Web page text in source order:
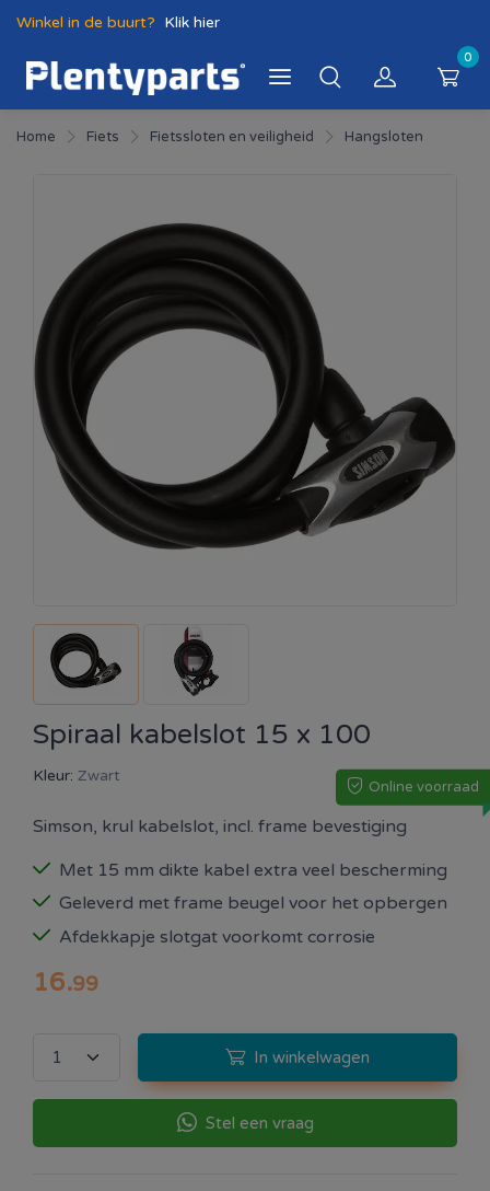
Winkel in de buurt? Klik hier
0
Home Fiets Fietssloten en veiligheid Hangsloten
Spiraal kabelslot 15 x 100
Kleur: Zwart
Online voorraad
Simson, krul kabelslot, incl. frame bevestiging
Met 15 mm dikte kabel extra veel bescherming
Geleverd met frame beugel voor het opbergen
Afdekkapje slotgat voorkomt corrosie
16.99
In winkelwagen
Stel een vraag